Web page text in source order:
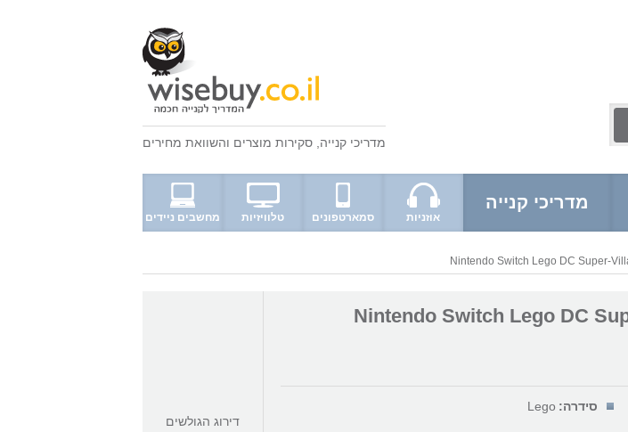
מדריכי קנייה סקירות מוצרים והשוואת מחירים
מדריכי קנייה
אוזניות סמארטפונים טלוויזיות מחשבים ניידים
סידרה: Lego
דירוג הגולשים